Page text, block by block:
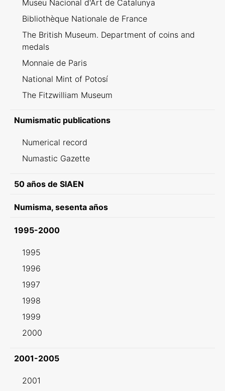
Museu Nacional d'Art de Catalunya
Bibliothèque Nationale de France
The British Museum. Department of coins and
medals
Monnaie de Paris
National Mint of Potosí
The Fitzwilliam Museum
Numismatic publications
Numerical record
Numastic Gazette
50 años de SIAEN
Numisma, sesenta años
1995-2000
1995
1996
1997
1998
1999
2000
2001-2005
2001